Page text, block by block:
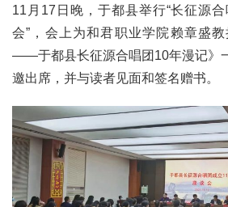
11月17日晚，于都县举行“长征源
会”，会上为和君职业学院赖章盛
——于都县长征源合唱团10年漫记》
邀出席，并与读者见面和签名赠书。